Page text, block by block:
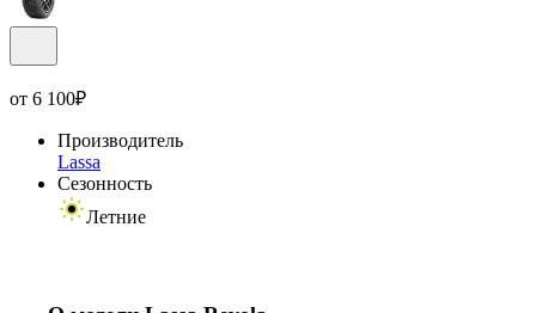
от 6 100₽
Производитель
Lassa
Сезонность
Летние